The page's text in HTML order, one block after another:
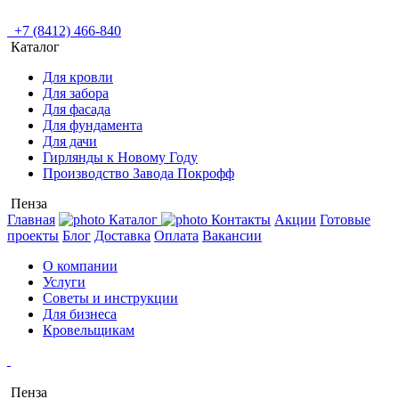
+7 (8412) 466-840
Каталог
Для кровли
Для забора
Для фасада
Для фундамента
Для дачи
Гирлянды к Новому Году
Производство Завода Покрофф
Пенза
Главная
Каталог Контакты Акции Готовые
проекты Блог Доставка Оплата Вакансии
О компании
Услуги
Советы и инструкции
Для бизнеса
Кровельщикам
Пенза